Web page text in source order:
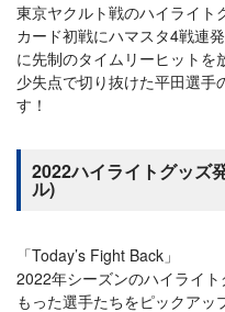
東京ヤクルト戦のハイライト
カード初戦にハマスタ4戦連
に先制のタイムリーヒット
少失点で切り抜けた平田選
す！
2022ハイライトグッズ
ル)
「Today’s Fight Back」
2022年シーズンのハイライ
もった選手たちをピックアッ